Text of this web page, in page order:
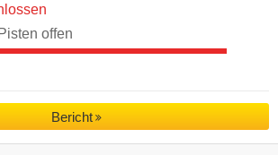
offen
Bericht